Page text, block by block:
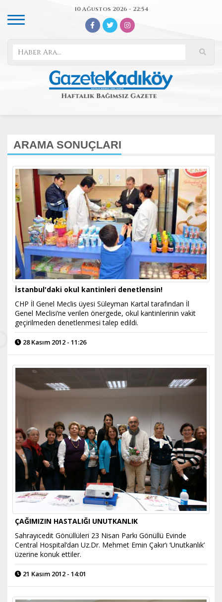
10 Ağustos 2026 - 22:54
ARAMA SONUÇLARI
İstanbul'daki okul kantinleri denetlensin!
CHP İl Genel Meclis üyesi Süleyman Kartal tarafından İl
Genel Meclisi’ne verilen önergede, okul kantinlerinin vakit
geçirilmeden denetlenmesi talep edildi.
28 Kasım 2012 - 11:26
ÇAĞIMIZIN HASTALIĞI UNUTKANLIK
Sahrayıcedit Gönüllüleri 23 Nisan Parkı Gönüllü Evinde
Central Hospital’dan Uz.Dr. Mehmet Emin Çakır’ı ‘Unutkanlık’
üzerine konuk ettiler.
21 Kasım 2012 - 14:01